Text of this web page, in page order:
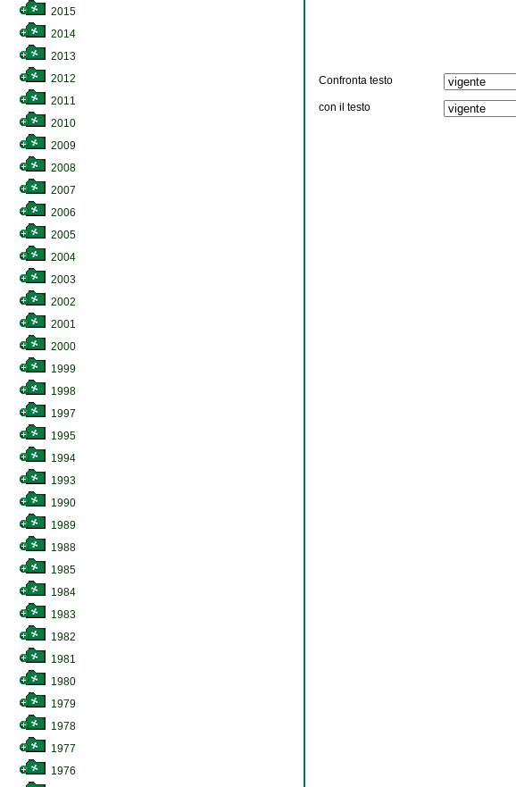
2015
2014
2013
2012
2011
2010
2009
2008
2007
2006
2005
2004
2003
2002
2001
2000
1999
1998
1997
1995
1994
1993
1990
1989
1988
1985
1984
1983
1982
1981
1980
1979
1978
1977
1976
Confronta testo
con il testo